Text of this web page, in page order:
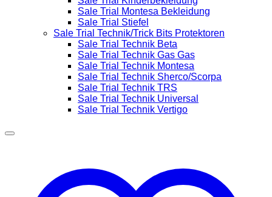
Sale Trial Montesa Bekleidung
Sale Trial Stiefel
Sale Trial Technik/Trick Bits Protektoren
Sale Trial Technik Beta
Sale Trial Technik Gas Gas
Sale Trial Technik Montesa
Sale Trial Technik Sherco/Scorpa
Sale Trial Technik TRS
Sale Trial Technik Universal
Sale Trial Technik Vertigo